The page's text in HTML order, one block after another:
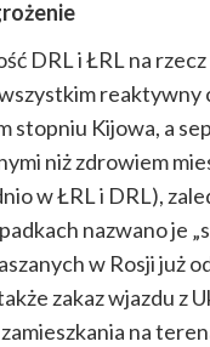
DRL i ŁRL na
stopniu Kijowa, a
niż zdrowiem
w ŁRL i DRL),
nazwano je
w Rosji już
zakaz wjazdu z
zamieszkania na